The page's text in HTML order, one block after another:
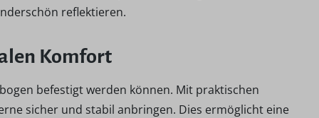
reflektieren.
Komfort
befestigt werden können. Mit praktischen
sicher und stabil anbringen. Dies ermöglicht eine